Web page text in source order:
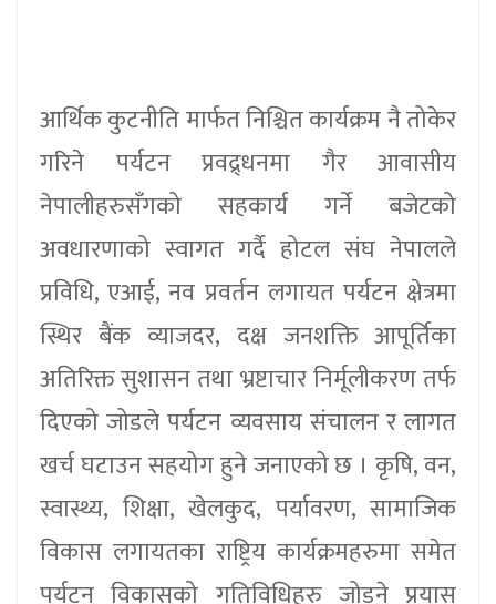
आर्थिक कुटनीति मार्फत निश्चित कार्यक्रम नै तोकेर
गरिने पर्यटन प्रवद्र्धनमा गैर आवासीय
नेपालीहरुसँगको सहकार्य गर्ने बजेटको
अवधारणाको स्वागत गर्दै होटल संघ नेपालले
प्रविधि, एआई, नव प्रवर्तन लगायत पर्यटन क्षेत्रमा
स्थिर बैंक व्याजदर, दक्ष जनशक्ति आपूर्तिका
अतिरिक्त सुशासन तथा भ्रष्टाचार निर्मूलीकरण तर्फ
दिएको जोडले पर्यटन व्यवसाय संचालन र लागत
खर्च घटाउन सहयोग हुने जनाएको छ । कृषि, वन,
स्वास्थ्य, शिक्षा, खेलकुद, पर्यावरण, सामाजिक
विकास लगायतका राष्ट्रिय कार्यक्रमहरुमा समेत
पर्यटन विकासको गतिविधिहरु जोड्ने प्रयास